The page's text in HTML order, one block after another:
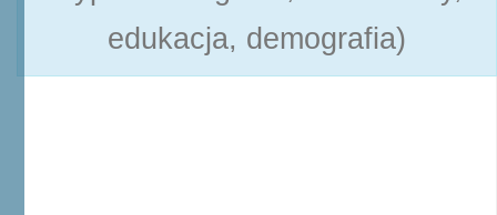
edukacja, demografia)